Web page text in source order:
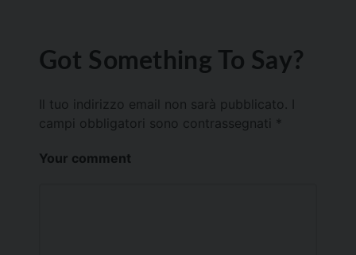
Got Something To Say?
Il tuo indirizzo email non sarà pubblicato.
campi obbligatori sono contrassegnati *
Your comment